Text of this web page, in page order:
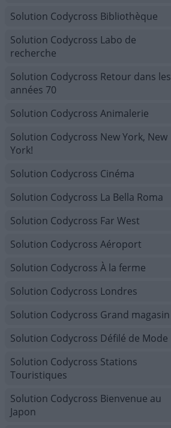
Solution Codycross Bibliothèque
Solution Codycross Labo de
recherche
Solution Codycross Retour dans les
années 70
Solution Codycross Animalerie
Solution Codycross New York, New
York!
Solution Codycross Cinéma
Solution Codycross La Bella Roma
Solution Codycross Far West
Solution Codycross Aéroport
Solution Codycross À la ferme
Solution Codycross Londres
Solution Codycross Grand magasin
Solution Codycross Défilé de Mode
Solution Codycross Stations
Touristiques
Solution Codycross Bienvenue au
Japon